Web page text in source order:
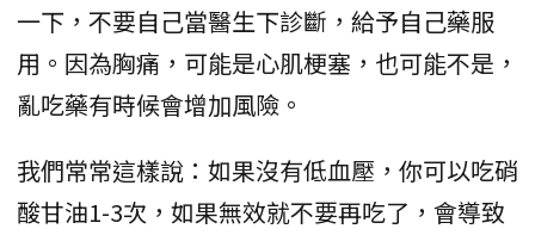
一下，不要自己當醫生下診斷，給予自己藥服
用。因為胸痛，可能是心肌梗塞，也可能不是，
亂吃藥有時候會增加風險。
我們常常這樣說：如果沒有低血壓，你可以吃硝
酸甘油1-3次，如果無效就不要再吃了，會導致